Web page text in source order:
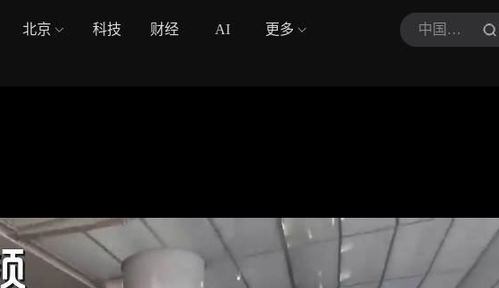
北京 科技 财经 AI 更多 中国台湾网